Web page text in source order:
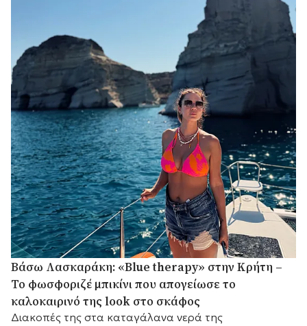
Βάσω Λασκαράκη: «Blue therapy» στην Κρήτη –
Το φωσφοριζέ μπικίνι που απογείωσε το
καλοκαιρινό της look στο σκάφος
Διακοπές της στα καταγάλανα νερά της